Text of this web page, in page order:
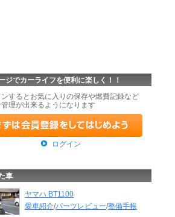
ジでカーライフを便利に楽しく！！
するとお気に入りの保存や燃費記録など
理が出来るようになります
ログイン
車
ヤマハ BT1100
愛車紹介/パーツレビュー/整備手帳